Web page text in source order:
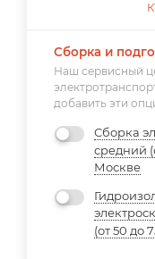
Сборка и
Наш сервисный
добавить эти
Сборка
средний
Москве
(от 50 до